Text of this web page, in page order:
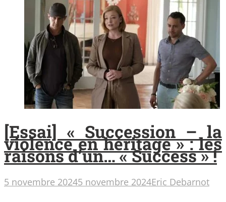
[Essai] « Succession – la
violence en héritage » : les
raisons d’un… « Success » !
5 novembre 20245 novembre 2024Eric Debarnot